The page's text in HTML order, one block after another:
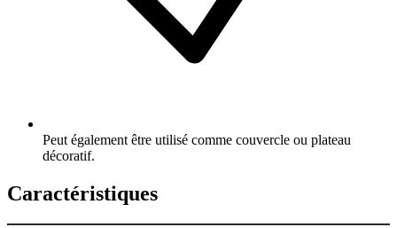
Peut également être utilisé comme couvercle ou plateau
décoratif.
Caractéristiques